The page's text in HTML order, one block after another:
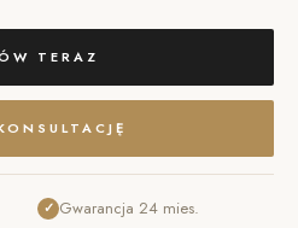
TERAZ
✓ Gwarancja 24 mies.